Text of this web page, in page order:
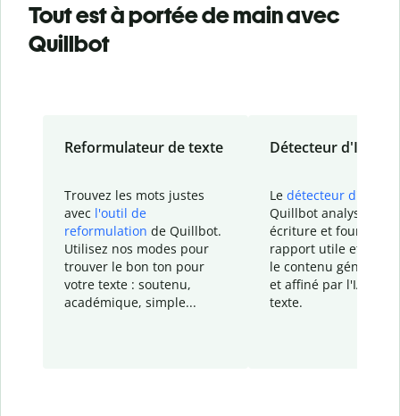
Tout est à portée de main avec
Quillbot
Reformulateur de texte
Trouvez les mots justes
avec l'outil de
reformulation de Quillbot.
Utilisez nos modes pour
trouver le bon ton pour
votre texte : soutenu,
académique, simple...
Détecteur d'IA
Le détecteur d'IA
Quillbot analyse votre
écriture et fournit un
rapport utile et
le contenu généré
et affiné par l'IA
texte.